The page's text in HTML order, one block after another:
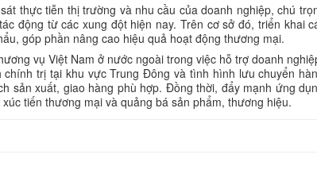
thực tiễn thị trường và nhu cầu của doanh nghiệp, chú
động từ các xung đột hiện nay. Trên cơ sở đó, triển khai
góp phần nâng cao hiệu quả hoạt động thương mại.
vụ Việt Nam ở nước ngoài trong việc hỗ trợ doanh
trị tại khu vực Trung Đông và tình hình lưu chuyển
sản xuất, giao hàng phù hợp. Đồng thời, đẩy mạnh ứng
tiến thương mại và quảng bá sản phẩm, thương hiệu.